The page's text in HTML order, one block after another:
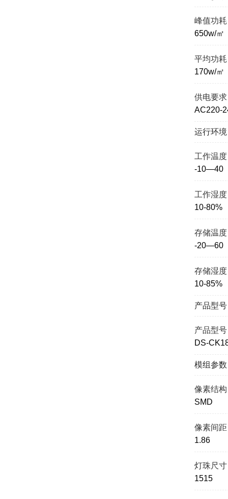
峰值功
650w/㎡
平均功
170w/㎡
供电要
AC220-
运行环境
工作温
-10—40
工作湿
10-80%
存储温
-20—60
存储湿
10-85%
产品型号
产品型
DS-
模组参数
像素结
SMD
像素间
1.86
灯珠尺
1515